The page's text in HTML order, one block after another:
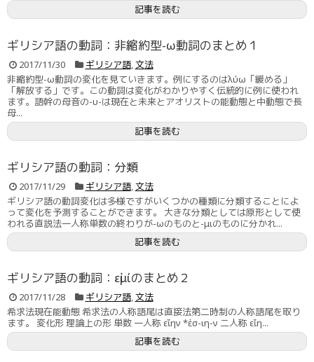
記事を読む
ギリシア語の動詞：非縮約型-ω動詞のまとめ１
2017/11/30 ギリシア語,文法
非縮約型-ω動詞の変化を見ていきます。例にするのはλύω「緩める」
「解放する」です。この動詞は変化がわかりやすく伝統的に例に使われ
ます。語幹の母音の-υ-は現在と未来とアオリストの能動態と中動態で長
母...
記事を読む
ギリシア語の動詞：分類
2017/11/29 ギリシア語,文法
ギリシア語の動詞変化は多様ですがいくつかの種類に分類することによ
って変化を予測することができます。 大きな分類としては原形として使
われる直説法一人称単数の終わりが-ωのものと-μιのものに分かれ...
記事を読む
ギリシア語の動詞：εἰμίのまとめ２
2017/11/28 ギリシア語,文法
希求法現在能動態 希求法の人称語尾は直接法第二時制の人称語尾を取り
ます。 変化形 理論上の形 単数 一人称 εἴην *ἐσ-ιη-ν 二人称 εἴη...
記事を読む